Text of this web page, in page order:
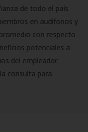
de todo el país
en audífonos y
con respecto
potenciales a
del empleador.
consulta para